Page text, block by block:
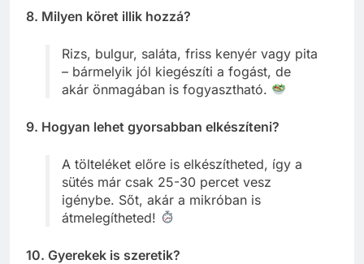
8. Milyen köret illik hozzá?
Rizs, bulgur, saláta, friss kenyér vagy pita
– bármelyik jól kiegészíti a fogást, de
akár önmagában is fogyasztható.
9. Hogyan lehet gyorsabban elkészíteni?
A tölteléket előre is elkészítheted, így a
sütés már csak 25-30 percet vesz
igénybe. Sőt, akár a mikróban is
átmelegítheted!
10. Gyerekek is szeretik?